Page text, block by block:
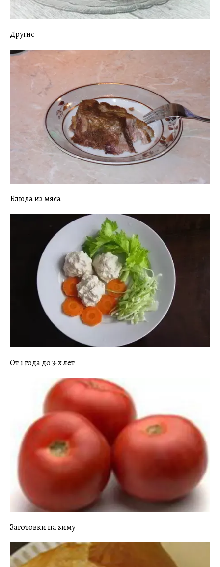
Другие
Блюда из мяса
От 1 года до 3-х лет
Заготовки на зиму